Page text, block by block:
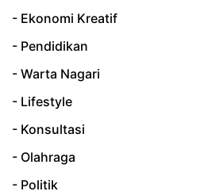
- Ekonomi Kreatif
- Pendidikan
- Warta Nagari
- Lifestyle
- Konsultasi
- Olahraga
- Politik